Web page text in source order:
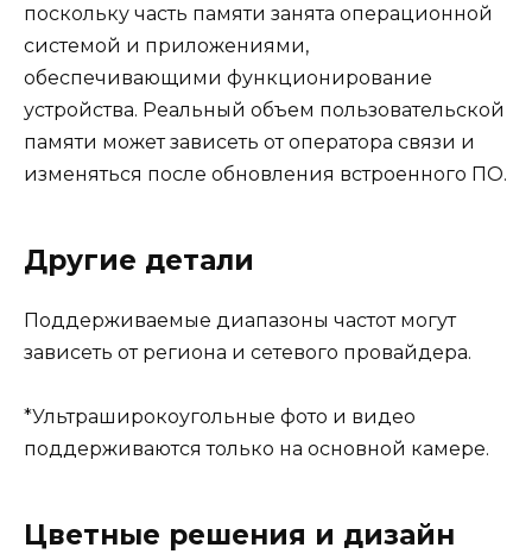
поскольку часть памяти занята операционной
системой и приложениями,
обеспечивающими функционирование
устройства. Реальный объем пользовательской
памяти может зависеть от оператора связи и
изменяться после обновления встроенного ПО.
Другие детали
Поддерживаемые диапазоны частот могут
зависеть от региона и сетевого провайдера.
*Ультраширокоугольные фото и видео
поддерживаются только на основной камере.
Цветные решения и дизайн